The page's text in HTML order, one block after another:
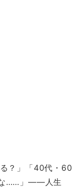
？」「40代・60
な……」——人生